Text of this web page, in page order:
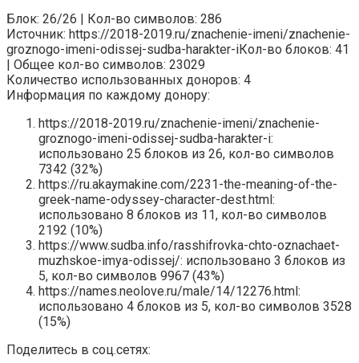
Блок: 26/26 | Кол-во символов: 286
Источник: https://2018-2019.ru/znachenie-imeni/znachenie-
groznogo-imeni-odissej-sudba-harakter-iКол-во блоков: 41
| Общее кол-во символов: 23029
Количество использованных доноров: 4
Информация по каждому донору:
https://2018-2019.ru/znachenie-imeni/znachenie-
groznogo-imeni-odissej-sudba-harakter-i:
использовано 25 блоков из 26, кол-во символов
7342 (32%)
https://ru.akaymakine.com/2231-the-meaning-of-the-
greek-name-odyssey-character-dest.html:
использовано 8 блоков из 11, кол-во символов
2192 (10%)
https://www.sudba.info/rasshifrovka-chto-oznachaet-
muzhskoe-imya-odissej/: использовано 3 блоков из
5, кол-во символов 9967 (43%)
https://names.neolove.ru/male/14/12276.html:
использовано 4 блоков из 5, кол-во символов 3528
(15%)
Поделитесь в соц.сетях: